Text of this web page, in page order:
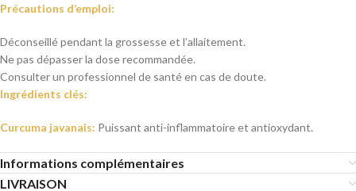
Précautions d’emploi:
Déconseillé pendant la grossesse et l’allaitement.
Ne pas dépasser la dose recommandée.
Consulter un professionnel de santé en cas de doute.
Ingrédients clés:
Curcuma javanais: Puissant anti-inflammatoire et antioxydant.
Informations complémentaires
LIVRAISON